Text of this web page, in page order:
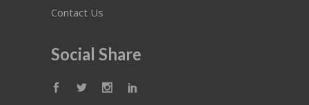
Contact Us
Social Share